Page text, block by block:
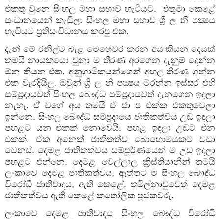
එකතු වුනෙ සිංහල මහා සභාව හැටියට. එතුමා කෙළේ
සංධානයෙන් කැඩිලා සිංහල මහා සභාව ශ්‍රී ල නි පක්‍ෂය
හැටියට ප්‍රතිසංවිධානය කරපු එක.
දැන් මේ රනිල්ට බැළ මෙහෙවර කරන අය කියන දෙයක්
තමයි නායකයො වුනා ම තීරණ අරගෙන දැනුම් දෙන්න
ඕන කියන එක. අනුගාමිකයන්ගෙන් අහල තීරණ ගන්න
එක වැරදියිලු. ඔවුන් ශ්‍රී ල නි පක්‍ෂය මරන්න ඉස්සර එහි
සම්ප්‍රදායවත් සිංහල බෞද්ධ සම්ප්‍රදායවත් දැනගෙන ඉඳලා
නැහැ. ඒ වගේ අය තමයි ඒ ජා ප එක්ක එකතුවෙලා
ඉන්නෙ. සිංහල බෞද්ධ සම්ප්‍රදායෙ ජාතිකත්වය උඩ ඉඳලා
පහළට යන එකක් නොවෙයි. පහළ ඉඳලා උඩට එන
එකක්. ඒක අනෙක් ජාතිකත්ව බොහොමයකට වඩා
වෙනස්. දෙමළ ජාතිකත්වය සම්පූර්ණයෙන් ම උඩ ඉඳලා
පහළට එන්නෙ. දෙමළ වෙල්ලාල ක්‍රිස්තියානීන් තමයි
ලංකාවෙ දෙමළ ජාතිකත්වය, ඇත්තට ම සිංහල බෞද්ධ
විරෝධී ජාතිවාදය, ඇති කෙළේ. තමිල්නාඩුචෙත් දෙමළ
ජාතිකත්වය ඇති කෙළේ කතෝලික පූජකවරු.
ලංකාවෙ දෙමළ ජාතිවාදය සිංහල බෞද්ධ විරෝධී